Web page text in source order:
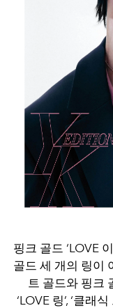
핑크 골드 ‘LOVE
골드 세 개의 링이
트 골드와 핑크
‘LOVE 링’, ‘클래